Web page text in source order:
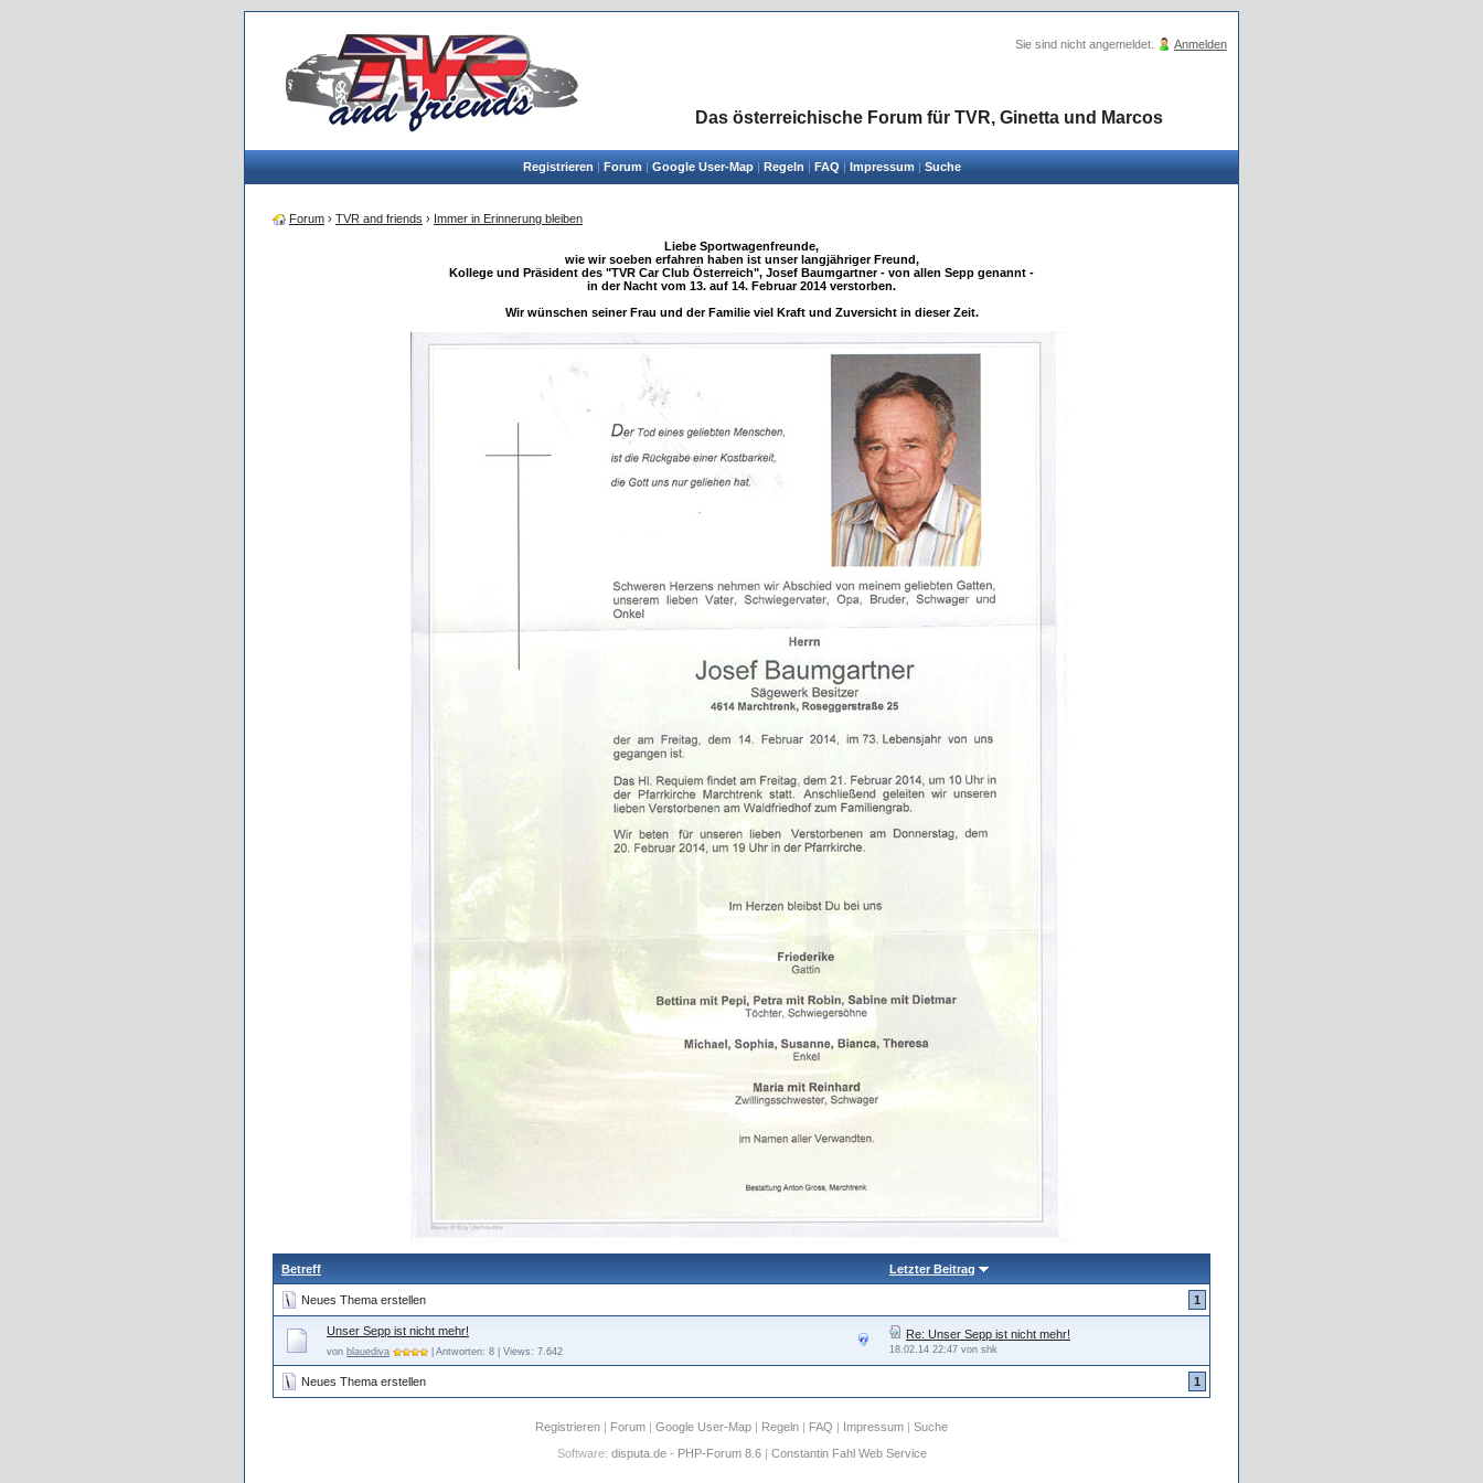
Sie sind nicht angemeldet. Anmelden
Das österreichische Forum für TVR, Ginetta und Marcos
Registrieren|Forum|Google User-Map|Regeln|FAQ|Impressum|Suche
Forum › TVR and friends › Immer in Erinnerung bleiben
Liebe Sportwagenfreunde,
wie wir soeben erfahren haben ist unser langjähriger Freund,
Kollege und Präsident des "TVR Car Club Österreich", Josef Baumgartner - von allen Sepp genannt -
in der Nacht vom 13. auf 14. Februar 2014 verstorben.
Wir wünschen seiner Frau und der Familie viel Kraft und Zuversicht in dieser Zeit.
Betreff Letzter Beitrag
Neues Thema erstellen 1
Unser Sepp ist nicht mehr!
von blauediva | Antworten: 8 | Views: 7.642
Re: Unser Sepp ist nicht mehr!
18.02.14 22:47 von shk
Neues Thema erstellen 1
Registrieren | Forum | Google User-Map | Regeln | FAQ | Impressum | Suche
Software: disputa.de - PHP-Forum 8.6| Constantin Fahl Web Service